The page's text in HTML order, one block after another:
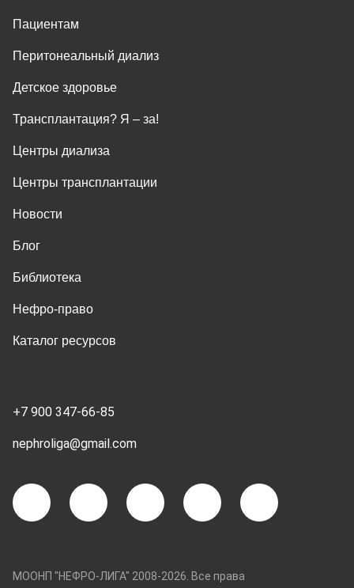
Пациентам
Перитонеальный диализ
Детское здоровье
Трансплантация? Я ‒ за!
Центры диализа
Центры трансплантации
Новости
Блог
Библиотека
Нефро-право
Каталог ресурсов
+7 900 347-66-85
nephroliga@gmail.com
МООНП "НЕФРО-ЛИГА" 2008-2026. Все права